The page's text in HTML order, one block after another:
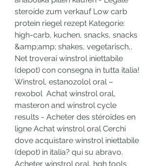
steroide zum verkauf Low carb
protein riegel rezept Kategorie:
high-carb, kuchen, snacks, snacks
&amp;amp; shakes, vegetarisch,.
Net troverai winstrol iniettabile
(depot) con consegna in tutta italia!
Winstrol, estanozolol oral –
rexobol  Achat winstrol oral,
masteron and winstrol cycle
results - Acheter des stéroïdes en
ligne Achat winstrol oral Cerchi
dove acquistare winstrol iniettabile
(depot) in italia? qui su abravo.
Acheter winstrol oral, hgh tools